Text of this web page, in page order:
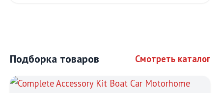
Подборка товаров Смотреть каталог